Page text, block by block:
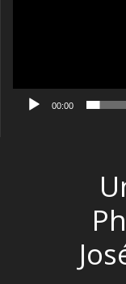
00:00